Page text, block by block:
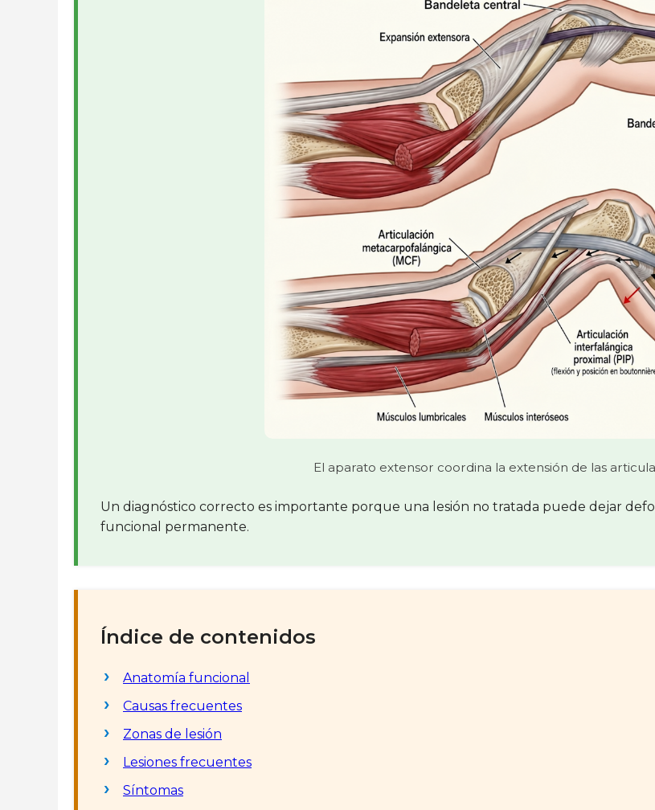
El aparato extensor coordina la extensión de las
Un diagnóstico correcto es importante porque una lesión no tratada puede dejar
funcional permanente.
Índice de contenidos
Anatomía funcional
Causas frecuentes
Zonas de lesión
Lesiones frecuentes
Síntomas